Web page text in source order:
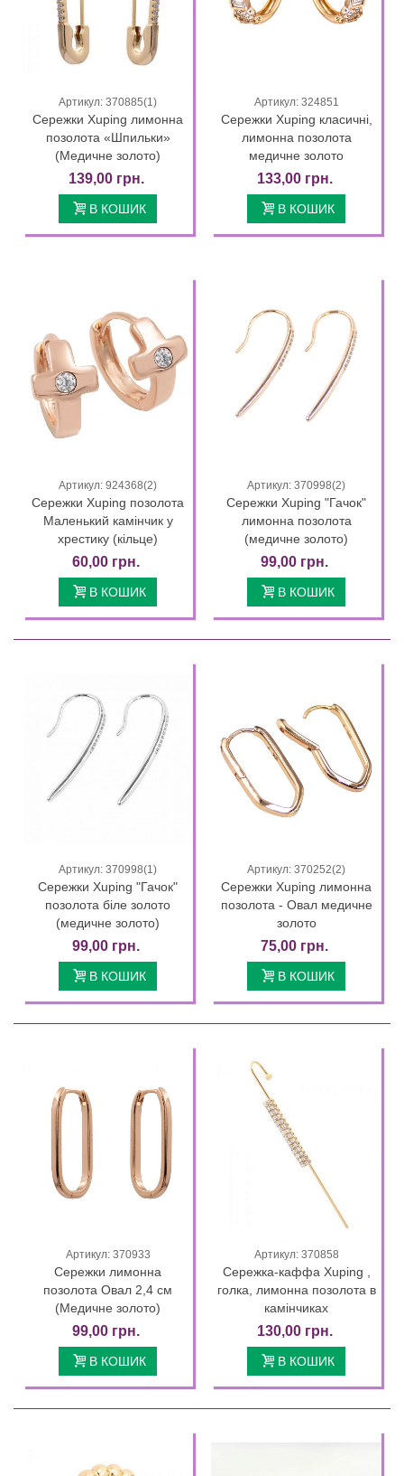
Артикул: 370885(1)
Сережки Xuping лимонна
позолота «Шпильки»
(Медичне золото)
139,00 грн.
В КОШИК
Артикул: 324851
Сережки Xuping класичні,
лимонна позолота
медичне золото
133,00 грн.
В КОШИК
Артикул: 924368(2)
Сережки Xuping позолота
Маленький камінчик у
хрестику (кільце)
60,00 грн.
В КОШИК
Артикул: 370998(2)
Сережки Xuping "Гачок"
лимонна позолота
(медичне золото)
99,00 грн.
В КОШИК
Артикул: 370998(1)
Сережки Xuping "Гачок"
позолота біле золото
(медичне золото)
99,00 грн.
В КОШИК
Артикул: 370252(2)
Сережки Xuping лимонна
позолота - Овал медичне
золото
75,00 грн.
В КОШИК
Артикул: 370933
Сережки лимонна
позолота Овал 2,4 см
(Медичне золото)
99,00 грн.
В КОШИК
Артикул: 370858
Сережка-каффа Xuping ,
голка, лимонна позолота в
камінчиках
130,00 грн.
В КОШИК